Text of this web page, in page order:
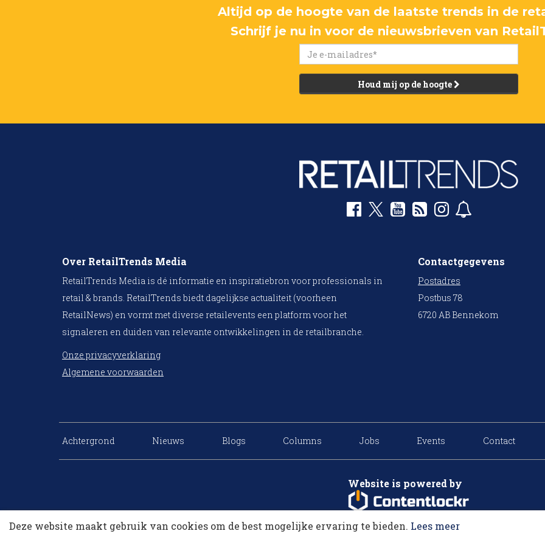
Altijd op de hoogte van de laatste trends in de
Schrijf je nu in voor de nieuwsbrieven van
Houd mij op de hoogte
Over RetailTrends Media
RetailTrends Media is dé informatie en inspiratiebron voor professionals in
retail & brands. RetailTrends biedt dagelijkse actualiteit (voorheen
RetailNews) en vormt met diverse retailevents een platform voor het
signaleren en duiden van relevante ontwikkelingen in de retailbranche.
Onze privacyverklaring
Algemene voorwaarden
Contactgegevens
Postadres
Postbus 78
6720 AB Bennekom
Achtergrond Nieuws Blogs Columns Jobs Events Contact
Website is powered by
Deze website maakt gebruik van cookies om de best mogelijke ervaring te bieden. Lees meer